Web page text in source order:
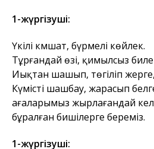
1-жүргізуші:
Үкілі кәмшат, бүрмелі көйлек.
Тұрғандай өзі, қимылсыз
Иықтан шашып, төгіліп жерге,
Күмісті шашбау, жарасып
ағаларымыз жырлағандай
бұралған бишілерге береміз.
1-жүргізуші: